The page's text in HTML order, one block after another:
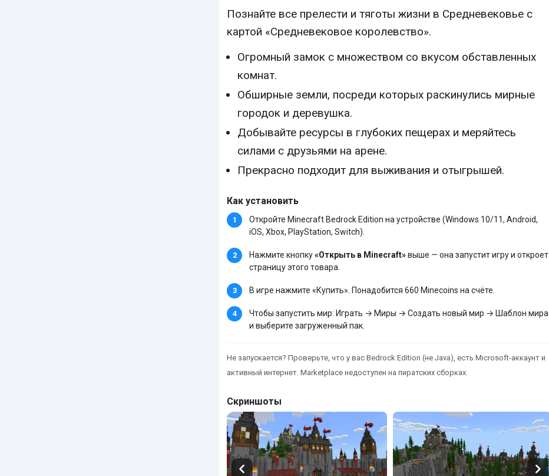
Познайте все прелести и тяготы жизни в Средневековье с
картой «Средневековое королевство».
Огромный замок с множеством со вкусом обставленных
комнат.
Обширные земли, посреди которых раскинулись мирные
городок и деревушка.
Добывайте ресурсы в глубоких пещерах и меряйтесь
силами с друзьями на арене.
Прекрасно подходит для выживания и отыгрышей.
Как установить
Откройте Minecraft Bedrock Edition на устройстве (Windows 10/11, Android,
iOS, Xbox, PlayStation, Switch).
Нажмите кнопку«Открыть в Minecraft»выше — она запустит игру и откроет
страницу этого товара.
В игре нажмите «Купить». Понадобится 660 Minecoins на счёте.
Чтобы запустить мир: Играть → Миры → Создать новый мир → Шаблон мира
и выберите загруженный пак.
Не запускается? Проверьте, что у вас Bedrock Edition (не Java), есть Microsoft-аккаунт и
активный интернет. Marketplace недоступен на пиратских сборках.
Скриншоты